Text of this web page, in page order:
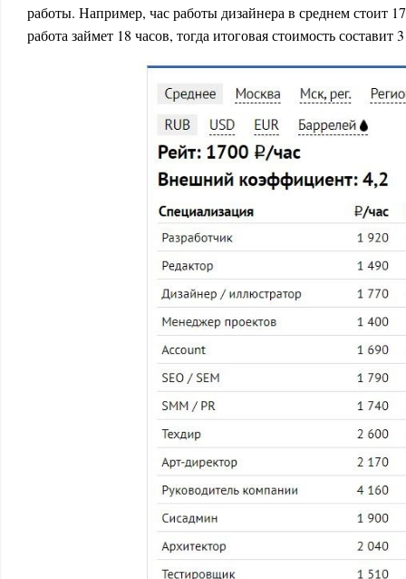
работы. Например, час работы дизайнера в среднем стоит
работа займет 18 часов, тогда итоговая стоимость составит